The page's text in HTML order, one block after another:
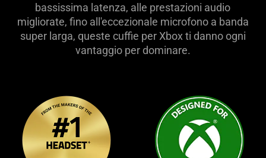
bassissima latenza, alle prestazioni audio
migliorate, fino all'eccezionale microfono a banda
super larga, queste cuffie per Xbox ti danno ogni
vantaggio per dominare.